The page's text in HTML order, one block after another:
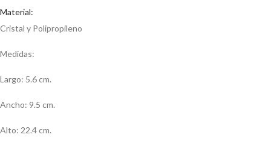
Material:
Cristal y Polipropileno
Medidas:
Largo: 5.6 cm.
Ancho: 9.5 cm.
Alto: 22.4 cm.